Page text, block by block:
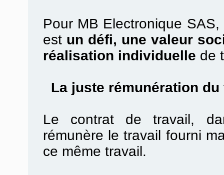
Pour MB Electronique
est un défi, une valeur
réalisation individuelle de
La juste rémunération
Le contrat de travail,
rémunère le travail fourni
ce même travail.